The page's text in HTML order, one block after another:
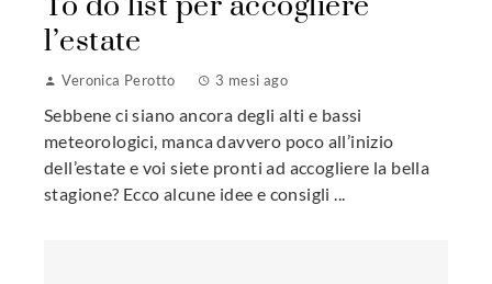
l’estate
Veronica Perotto 3 mesi ago
Sebbene ci siano ancora degli alti e bassi
meteorologici, manca davvero poco all’inizio
dell’estate e voi siete pronti ad accogliere la bella
stagione? Ecco alcune idee e consigli ...